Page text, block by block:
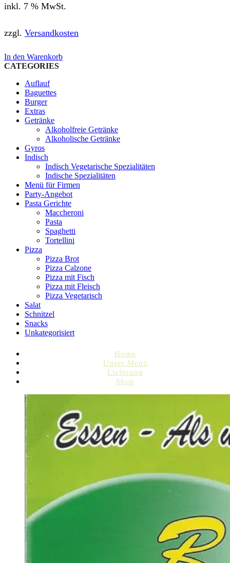
inkl. 7 % MwSt.
zzgl. Versandkosten
In den Warenkorb
CATEGORIES
Auflauf
Baguettes
Burger
Extras
Getränke
Alkoholfreie Getränke
Alkoholische Getränke
Gyros
Indisch
Indisch Vegetarische Spezialitäten
Indische Spezialitäten
Menü für Firmen
Party-Angebot
Pasta Gerichte
Maccheroni
Pasta
Spaghetti
Tortellini
Pizza
Pizza Brot
Pizza Calzone
Pizza mit Fisch
Pizza mit Fleisch
Pizza Vegetarisch
Salat
Schnitzel
Snacks
Unkategorisiert
Home
Unser Menü
Lieferung
Shop